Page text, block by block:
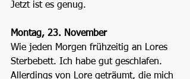
Jetzt ist es genug.
Montag, 23. November
Wie jeden Morgen frühzeitig an Lores
Sterbebett. Ich habe gut geschlafen.
Allerdings von Lore geträumt, die mich